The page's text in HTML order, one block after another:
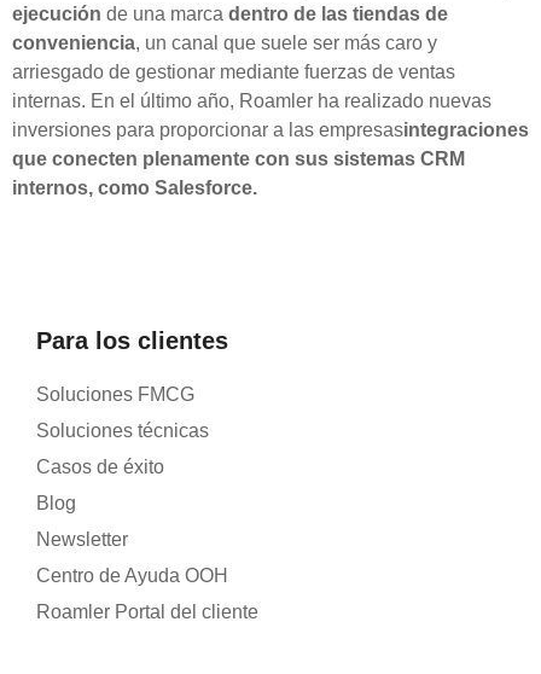
ejecución de una marca dentro de las tiendas de
conveniencia, un canal que suele ser más caro y
arriesgado de gestionar mediante fuerzas de ventas
internas. En el último año, Roamler ha realizado nuevas
inversiones para proporcionar a las empresasintegraciones
que conecten plenamente con sus sistemas CRM
internos, como Salesforce.
Para los clientes
Soluciones FMCG
Soluciones técnicas
Casos de éxito
Blog
Newsletter
Centro de Ayuda OOH
Roamler Portal del cliente